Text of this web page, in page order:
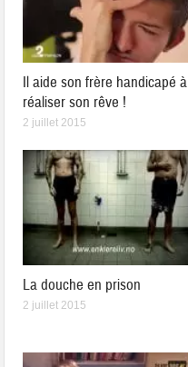
Il aide son frère handicapé à
réaliser son rêve !
2 juillet 2015
La douche en prison
2 juillet 2015